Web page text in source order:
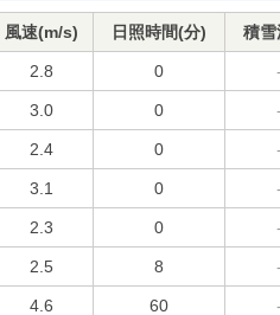
風速(m/s) 日照時間(分) 積
2.8 0
3.0 0
2.4 0
3.1 0
2.3 0
2.5 8
4.6 60